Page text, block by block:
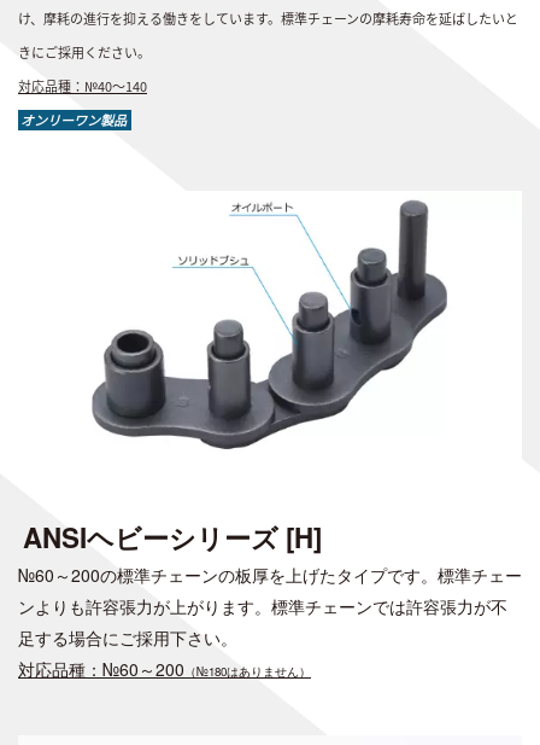
け、摩耗の進行を抑える働きをしています。 標準チェーンの摩耗寿命を延ばしたいと
きにご採用ください。
対応品種：№40～140
オンリーワン製品
ANSIヘビーシリーズ [H]
№60～200の標準チェーンの板厚を上げたタイプです。標準チェー
ンよりも許容張力が上がります。標準チェーンでは許容張力が不
足する場合にご採用下さい。
対応品種：№60～200 （№180はありません）